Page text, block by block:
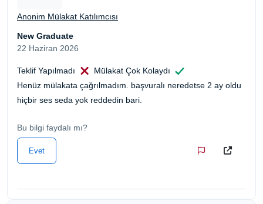
Anonim Mülakat Katılımcısı
New Graduate
22 Haziran 2026
Teklif Yapılmadı
Mülakat Çok Kolaydı
Henüz mülakata çağrılmadım. başvuralı neredetse 2 ay oldu
hiçbir ses seda yok reddedin bari.
Bu bilgi faydalı mı?
Evet